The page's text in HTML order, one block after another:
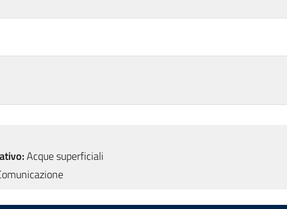
Acque superficiali